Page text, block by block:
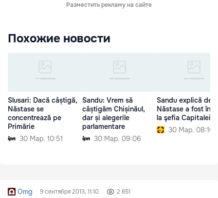
Разместить рекламу на сайте
Похожие новости
Slusari: Dacă câștigă,
Năstase se
concentrează pe
Primărie
30 Мар. 10:51
Sandu: Vrem să
câștigăm Chișinăul,
dar și alegerile
parlamentare
30 Мар. 09:06
Sandu explică de
Năstase a fost
la şefia Capitalei
30 Мар. 08:10
Omg 9 сентября 2013, 11:10 2 651